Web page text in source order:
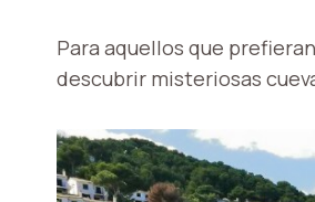
Para aquellos que
descubrir misteriosas